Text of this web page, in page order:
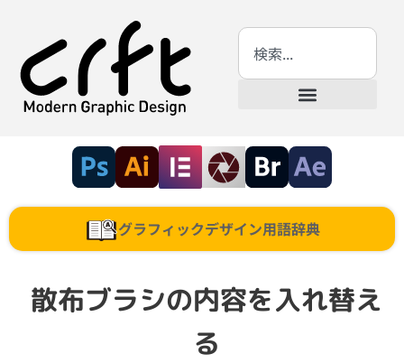
グラフィックデザイン用語辞典
散布ブラシの内容を入れ替え
る